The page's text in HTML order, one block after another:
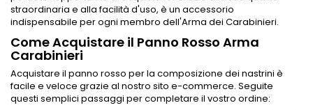
straordinaria e alla facilità d'uso, è un accessorio
indispensabile per ogni membro dell'Arma dei Carabinieri.
Come Acquistare il Panno Rosso Arma
Carabinieri
Acquistare il panno rosso per la composizione dei nastrini è
facile e veloce grazie al nostro sito e-commerce. Seguite
questi semplici passaggi per completare il vostro ordine: